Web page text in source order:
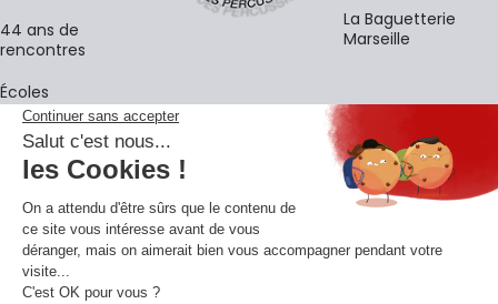
44 ans de
rencontres
Écoles
La Baguetterie
Marseille
La newsletter
Adresse e-mail
En vous inscrivant à notre newsletter, vous acceptez notre
confidentialité.
Retrouvons-nous sur